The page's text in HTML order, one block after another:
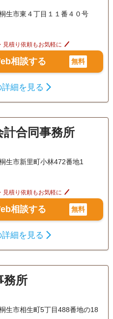
生市東４丁目１１番４０号
見積り依頼もお気軽に
相談する 無料
細を見る
合同事務所
生市新里町小林472番地1
見積り依頼もお気軽に
相談する 無料
細を見る
務所
生市相生町5丁目488番地の18